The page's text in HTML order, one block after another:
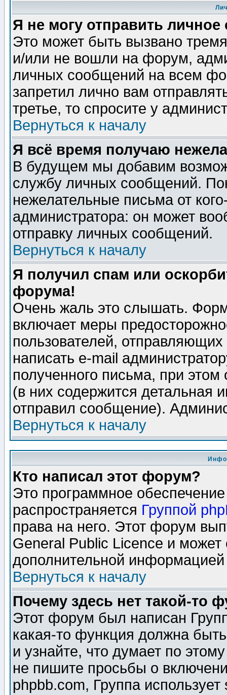
Я не могу отправить
Это может быть вызвано
и/или не вошли на форум,
личных сообщений на всем
запретил лично вам
третье, то спросите у
Вернуться к началу
Я всё время получаю
В будущем мы добавим
службу личных сообщений.
нежелательные письма от
администратора: он может
отправку личных сообщений.
Вернуться к началу
Я получил спам или
форума!
Очень жаль это слышать.
включает меры
пользователей,
написать e-mail
полученного письма, при этом
(в них содержится детальная
отправил сообщение).
Вернуться к началу
Кто написал этот форум?
Это программное
распространяется Группой
права на него. Этот форум
General Public Licence и может
дополнительной
Вернуться к началу
Почему здесь нет такой-то
Этот форум был написан
какая-то функция должна
и узнайте, что думает по
не пишите просьбы о
phpbb.com, Группа